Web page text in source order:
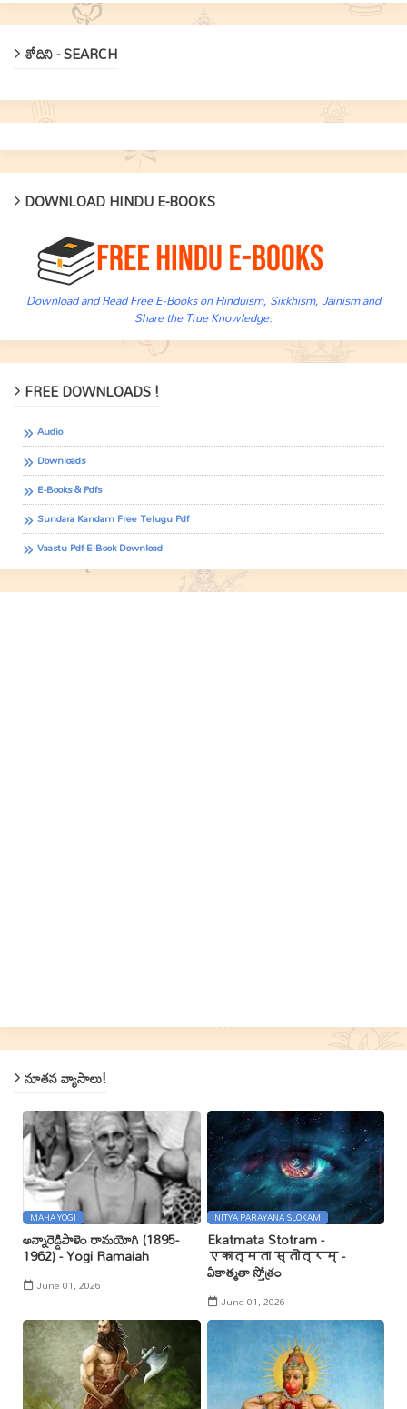
శోదిని - SEARCH
DOWNLOAD HINDU E-BOOKS
Download and Read Free E-Books on Hinduism, Sikkhism, Jainism and
Share the True Knowledge.
FREE DOWNLOADS !
Audio
Downloads
E-Books & Pdfs
Sundara Kandam Free Telugu Pdf
Vaastu Pdf-E-Book Download
నూతన వ్యాసాలు!
MAHA YOGI
అన్నారెడ్డిపాళెం రామయోగి (1895-
1962) - Yogi Ramaiah
June 01, 2026
NITYA PARAYANA SLOKAM
Ekatmata Stotram -
एकात्मता स्तोत्रम् -
ఏకాత్మతా స్తోత్రం
June 01, 2026